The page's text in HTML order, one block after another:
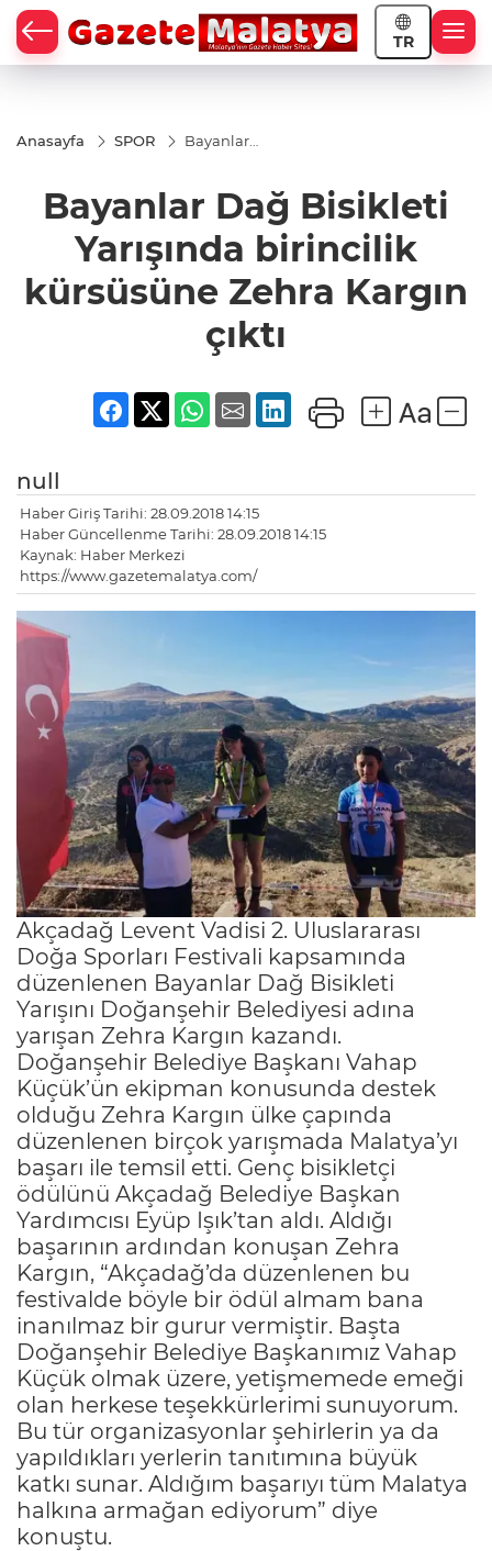
TR
Anasayfa SPOR
Bayanlar
Yarışında
birincilik
Zehra
Kargın
çıktı
Bayanlar Dağ Bisikleti
Yarışında birincilik
kürsüsüne Zehra Kargın
çıktı
null
Haber Giriş Tarihi: 28.09.2018 14:15
Haber Güncellenme Tarihi: 28.09.2018 14:15
Kaynak: Haber Merkezi
https://www.gazetemalatya.com/
Akçadağ Levent Vadisi 2. Uluslararası
Doğa Sporları Festivali kapsamında
düzenlenen Bayanlar Dağ Bisikleti
Yarışını Doğanşehir Belediyesi adına
yarışan Zehra Kargın kazandı.
Doğanşehir Belediye Başkanı Vahap
Küçük’ün ekipman konusunda destek
olduğu Zehra Kargın ülke çapında
düzenlenen birçok yarışmada Malatya’yı
başarı ile temsil etti. Genç bisikletçi
ödülünü Akçadağ Belediye Başkan
Yardımcısı Eyüp Işık’tan aldı. Aldığı
başarının ardından konuşan Zehra
Kargın, “Akçadağ’da düzenlenen bu
festivalde böyle bir ödül almam bana
inanılmaz bir gurur vermiştir. Başta
Doğanşehir Belediye Başkanımız Vahap
Küçük olmak üzere, yetişmemede emeği
olan herkese teşekkürlerimi sunuyorum.
Bu tür organizasyonlar şehirlerin ya da
yapıldıkları yerlerin tanıtımına büyük
katkı sunar. Aldığım başarıyı tüm Malatya
halkına armağan ediyorum” diye
konuştu.